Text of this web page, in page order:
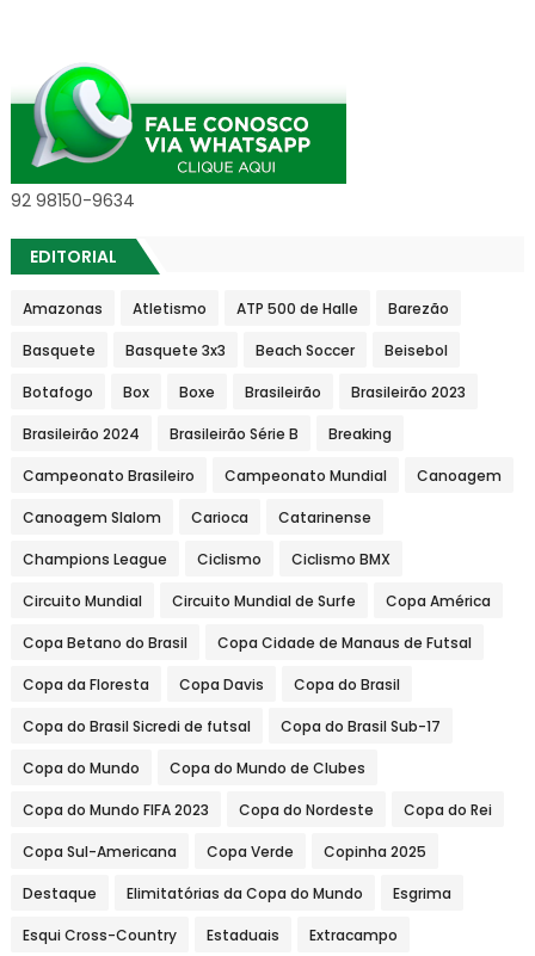
92 98150-9634
EDITORIAL
Amazonas Atletismo ATP 500 de Halle Barezão
Basquete Basquete 3x3 Beach Soccer Beisebol
Botafogo Box Boxe Brasileirão Brasileirão 2023
Brasileirão 2024 Brasileirão Série B Breaking
Campeonato Brasileiro Campeonato Mundial Canoagem
Canoagem Slalom Carioca Catarinense
Champions League Ciclismo Ciclismo BMX
Circuito Mundial Circuito Mundial de Surfe Copa América
Copa Betano do Brasil Copa Cidade de Manaus de Futsal
Copa da Floresta Copa Davis Copa do Brasil
Copa do Brasil Sicredi de futsal Copa do Brasil Sub-17
Copa do Mundo Copa do Mundo de Clubes
Copa do Mundo FIFA 2023 Copa do Nordeste Copa do Rei
Copa Sul-Americana Copa Verde Copinha 2025
Destaque Elimitatórias da Copa do Mundo Esgrima
Esqui Cross-Country Estaduais Extracampo